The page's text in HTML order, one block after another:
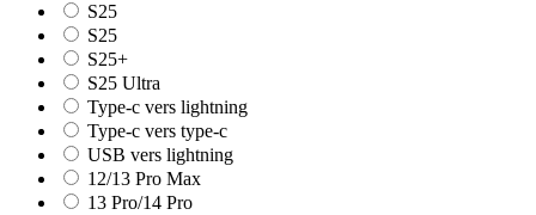
S25
S25
S25+
S25 Ultra
Type-c vers lightning
Type-c vers type-c
USB vers lightning
12/13 Pro Max
13 Pro/14 Pro